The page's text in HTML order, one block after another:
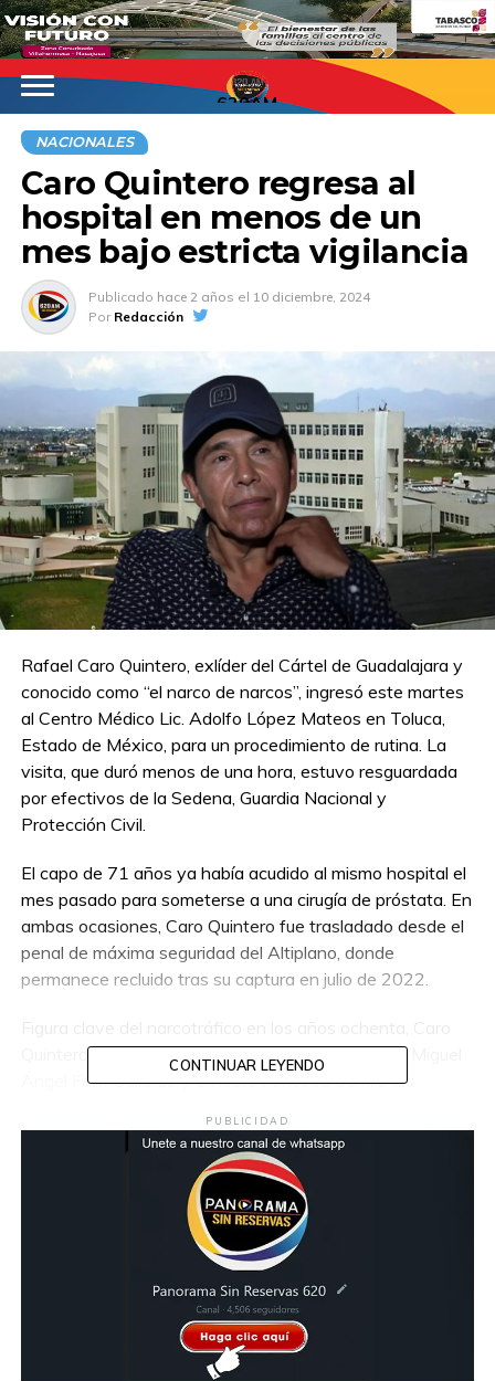
620AM
NACIONALES
Caro Quintero regresa al
hospital en menos de un
mes bajo estricta vigilancia
Publicado hace 2 años el 10 diciembre, 2024
Por Redacción
Rafael Caro Quintero, exlíder del Cártel de Guadalajara y
conocido como “el narco de narcos”, ingresó este martes
al Centro Médico Lic. Adolfo López Mateos en Toluca,
Estado de México, para un procedimiento de rutina. La
visita, que duró menos de una hora, estuvo resguardada
por efectivos de la Sedena, Guardia Nacional y
Protección Civil.
El capo de 71 años ya había acudido al mismo hospital el
mes pasado para someterse a una cirugía de próstata. En
ambas ocasiones, Caro Quintero fue trasladado desde el
penal de máxima seguridad del Altiplano, donde
permanece recluido tras su captura en julio de 2022.
Quintero fundó el Cártel de Guadalajara junto con Miguel
Ángel Félix Gallardo y Ernesto Fonseca Carrillo. Su
Enrique “Kiki” Camarena y a la mayor incautación de
marihuana en México, ocurrida en 1984 en el rancho “El
El exnarcotraficante ha generado polémica a lo largo de
los años, desde su intento por pagar la deuda externa de
México hasta su fuga en 2013 por un fallo judicial,
posteriormente revocado. Su reciente estado de salud ha
puesto de nuevo su figura en el foco mediático, aunque
las autoridades aseguran que su reclusión y cuidados
CONTINUAR LEYENDO
PUBLICIDAD